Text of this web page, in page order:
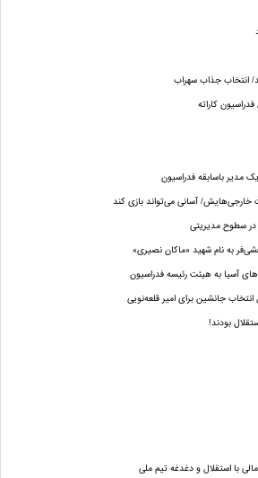
انتخاب جذاب سهراب
کاراته
مدیر باسابقه فدراسیون
آسانی می‌تواند بازی کند
در سطوح مدیریتی
آسیا به هیئت رئیسه فدراسیون
جانشین برای امیر قلعه‌نویی
با استقلال و دغدغه تیم ملی